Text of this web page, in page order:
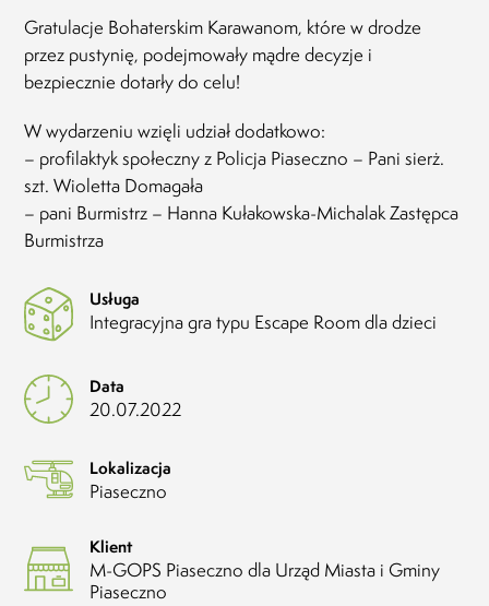
Gratulacje Bohaterskim Karawanom, które w drodze
przez pustynię, podejmowały mądre decyzje i
bezpiecznie dotarły do celu!
W wydarzeniu wzięli udział dodatkowo:
– profilaktyk społeczny z Policja Piaseczno – Pani sierż.
szt. Wioletta Domagała
– pani Burmistrz – Hanna Kułakowska-Michalak Zastępca
Burmistrza
Usługa
Integracyjna gra typu Escape Room dla dzieci
Data
20.07.2022
Lokalizacja
Piaseczno
Klient
M-GOPS Piaseczno dla Urząd Miasta i Gminy
Piaseczno